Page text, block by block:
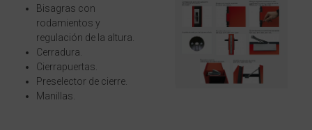
Bisagras con
rodamientos y
regulación de la altura.
Cerradura.
Cierrapuertas.
Preselector de cierre.
Manillas.